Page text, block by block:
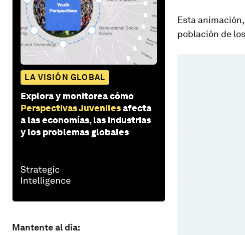
LA VISIÓN GLOBAL
Explora y monitorea cómo
Perspectivas Juvenilesafecta
a las economías, las industrias
y los problemas globales
Mantente al día:
Esta
población de